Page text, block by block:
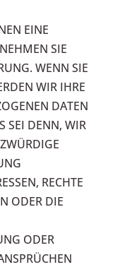
EINE
SIE
WENN SIE
WIR IHRE
DATEN
SEI DENN, WIR
RECHTE
ODER DIE
ODER